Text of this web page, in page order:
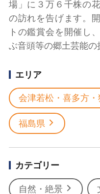
場」に３万６千株の
の訪れを告げます。
トの鑑賞会を開催し
ぶ音頭等の郷土芸能の
エリア
会津若松・喜多方
福島県
カテゴリー
自然・絶景